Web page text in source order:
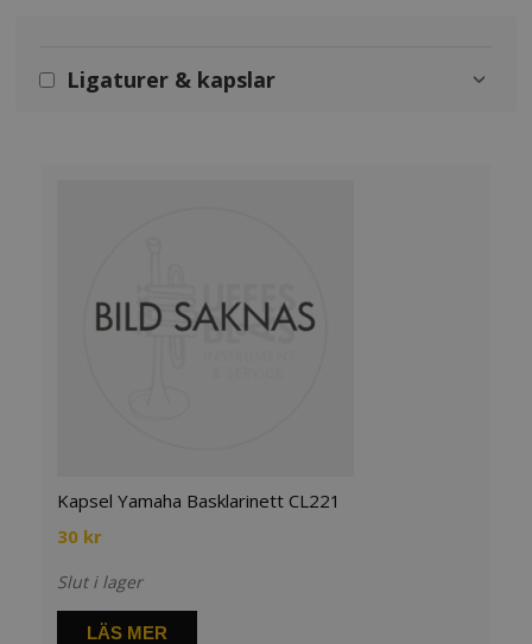
Ligaturer & kapslar ›
Kapsel Yamaha Basklarinett CL221
30 kr
Slut i lager
LÄS MER